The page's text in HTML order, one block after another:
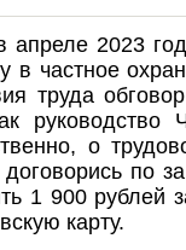
апреле 2023
в частное
труда
о
договорись по
1 900 рублей
карту.